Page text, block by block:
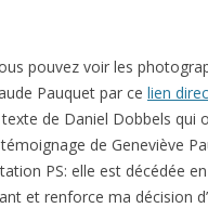
pouvez voir les
Pauquet par ce lien
de Daniel Dobbels qui
de Geneviève
PS: elle est décédée
et renforce ma décision